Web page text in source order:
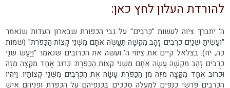
להורדת העלון לחץ כאן:
ה' יתברך ציוה לעשות "כְּרֻבִים" על גבי הכפורת שבארון העדות שנאמר
"וְעָשִׂיתָ שְׁנַיִם כְּרֻבִים זָהָב מִקְשָׁה תַּעֲשֶׂה אֹתָם מִשְּׁנֵי קְצוֹת הַכַּפֹּרֶת" (שמות
כה, יח). בצלאל קיים את ציווי ה' ועשה את הכרובים שנאמר "וַיַּעַשׂ שְׁנֵי
כְרֻבִים זָהָב מִקְשָׁה עָשָׂה אֹתָם מִשְּׁנֵי קְצוֹת הַכַּפֹּרֶת: כְּרוּב אֶחָד מִקָּצָה מִזֶּה
וּכְרוּב אֶחָד מִקָּצָה מִזֶּה מִן הַכַּפֹּרֶת עָשָׂה אֶת הַכְּרֻבִים מִשְּׁנֵי קְצוֹתָיו: וַיִּהְיוּ
הַכְּרֻבִים פֹּרְשֵׂי כְנָפַיִם לְמַעְלָה סֹכְכִים בְּכַנְפֵיהֶם עַל הַכַּפֹּרֶת וּפְנֵיהֶם אִישׁ